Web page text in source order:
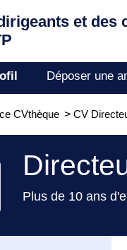
et des
Déposer une
CVthèque > CV
Plus de 10 ans